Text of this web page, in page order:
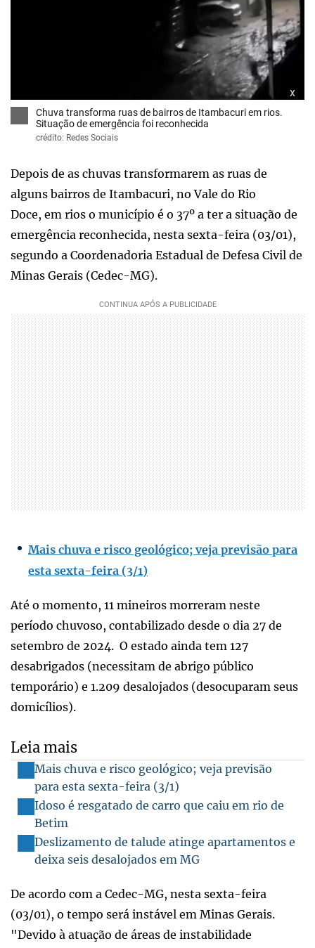
x
Chuva transforma ruas de bairros de Itambacuri em rios.
Situação de emergência foi reconhecida
crédito: Redes Sociais
Depois de as chuvas transformarem as ruas de
alguns bairros de Itambacuri, no Vale do Rio
Doce, em rios o município é o 37º a ter a situação de
emergência reconhecida, nesta sexta-feira (03/01),
segundo a Coordenadoria Estadual de Defesa Civil de
Minas Gerais (Cedec-MG).
Mais chuva e risco geológico; veja previsão para
esta sexta-feira (3/1)
Até o momento, 11 mineiros morreram neste
período chuvoso, contabilizado desde o dia 27 de
setembro de 2024. O estado ainda tem 127
desabrigados (necessitam de abrigo público
temporário) e 1.209 desalojados (desocuparam seus
domicílios).
Leia mais
Mais chuva e risco geológico; veja previsão
para esta sexta-feira (3/1)
Idoso é resgatado de carro que caiu em rio de
Betim
Deslizamento de talude atinge apartamentos e
deixa seis desalojados em MG
De acordo com a Cedec-MG, nesta sexta-feira
(03/01), o tempo será instável em Minas Gerais.
"Devido à atuação de áreas de instabilidade